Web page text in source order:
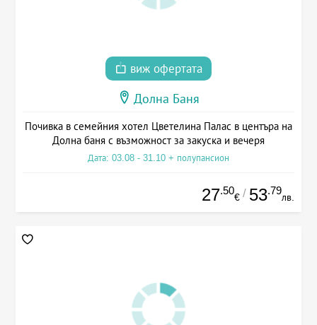
виж офертата
Долна Баня
Почивка в семейния хотел Цветелина Палас в центъра на
Долна баня с възможност за закуска и вечеря
Дата: 03.08 - 31.10 + полупансион
27.50
€ / 53.79
лв.